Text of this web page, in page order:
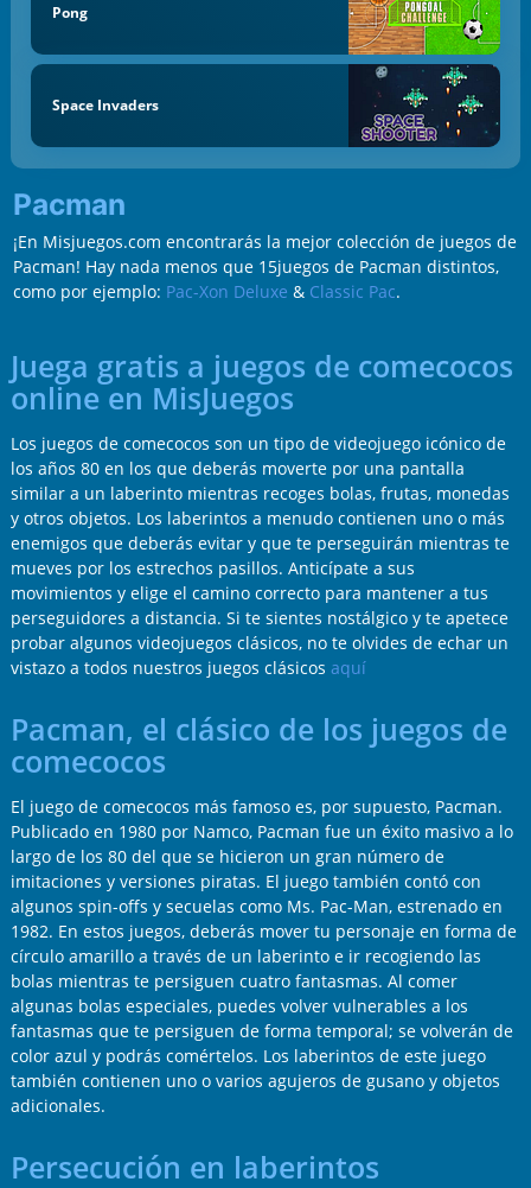
Pong
Space Invaders
Pacman
¡En Misjuegos.com encontrarás la mejor colección de juegos de
Pacman! Hay nada menos que 15juegos de Pacman distintos,
como por ejemplo: Pac-Xon Deluxe & Classic Pac.
Juega gratis a juegos de comecocos
online en MisJuegos
Los juegos de comecocos son un tipo de videojuego icónico de
los años 80 en los que deberás moverte por una pantalla
similar a un laberinto mientras recoges bolas, frutas, monedas
y otros objetos. Los laberintos a menudo contienen uno o más
enemigos que deberás evitar y que te perseguirán mientras te
mueves por los estrechos pasillos. Anticípate a sus
movimientos y elige el camino correcto para mantener a tus
perseguidores a distancia. Si te sientes nostálgico y te apetece
probar algunos videojuegos clásicos, no te olvides de echar un
vistazo a todos nuestros juegos clásicos aquí
Pacman, el clásico de los juegos de
comecocos
El juego de comecocos más famoso es, por supuesto, Pacman.
Publicado en 1980 por Namco, Pacman fue un éxito masivo a lo
largo de los 80 del que se hicieron un gran número de
imitaciones y versiones piratas. El juego también contó con
algunos spin-offs y secuelas como Ms. Pac-Man, estrenado en
1982. En estos juegos, deberás mover tu personaje en forma de
círculo amarillo a través de un laberinto e ir recogiendo las
bolas mientras te persiguen cuatro fantasmas. Al comer
algunas bolas especiales, puedes volver vulnerables a los
fantasmas que te persiguen de forma temporal; se volverán de
color azul y podrás comértelos. Los laberintos de este juego
también contienen uno o varios agujeros de gusano y objetos
adicionales.
Persecución en laberintos